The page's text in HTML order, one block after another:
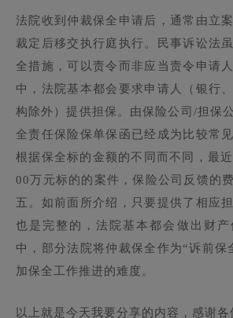
法院收到仲裁保全申请后，通常由立
裁定后移交执行庭执行。民事诉讼法
全措施，可以责令而非应当责令申请
中，法院基本都会要求申请人（银行
构除外）提供担保。由保险公司/担保
全责任保险保单保函已经成为比较常
根据保全标的金额的不同而不同，最
00万元标的的案件，保险公司反馈的
五。如前面所介绍，只要提供了相应
也是完整的，法院基本都会做出财
中，部分法院将仲裁保全作为“诉前保
加保全工作推进的难度。
以上就是今天我要分享的内容，感谢各